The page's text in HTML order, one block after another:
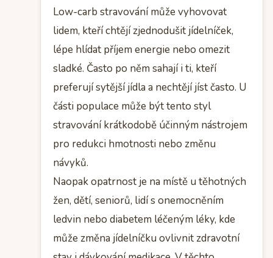
Low-carb stravování může vyhovovat
lidem, kteří chtějí zjednodušit jídelníček,
lépe hlídat příjem energie nebo omezit
sladké. Často po něm sahají i ti, kteří
preferují sytější jídla a nechtějí jíst často. U
části populace může být tento styl
stravování krátkodobě účinným nástrojem
pro redukci hmotnosti nebo změnu
návyků.
Naopak opatrnost je na místě u těhotných
žen, dětí, seniorů, lidí s onemocněním
ledvin nebo diabetem léčeným léky, kde
může změna jídelníčku ovlivnit zdravotní